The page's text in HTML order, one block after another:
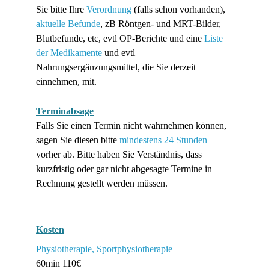
Sie bitte Ihre Verordnung (falls schon vorhanden),
aktuelle Befunde, zB Röntgen- und MRT-Bilder,
Blutbefunde, etc, evtl OP-Berichte und eine Liste
der Medikamente und evtl
Nahrungsergänzungsmittel, die Sie derzeit
einnehmen, mit.
Terminabsage
Falls Sie einen Termin nicht wahrnehmen können,
sagen Sie diesen bitte mindestens 24 Stunden
vorher ab. Bitte haben Sie Verständnis, dass
kurzfristig oder gar nicht abgesagte Termine in
Rechnung gestellt werden müssen.
Kosten
Physiotherapie, Sportphysiotherapie
60min 110€